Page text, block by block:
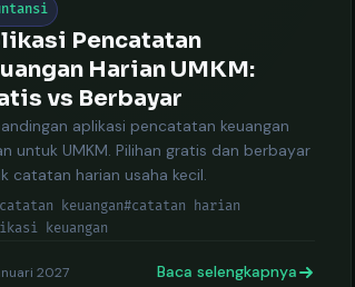
Pencatatan
Harian UMKM:
vs Berbayar
aplikasi pencatatan keuangan
untuk UMKM. Pilihan gratis dan berbayar
catatan harian usaha kecil.
keuangan#catatan harian
keuangan
2027 Baca selengkapnya